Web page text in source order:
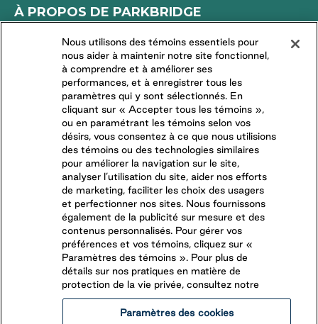
À PROPOS DE PARKBRIDGE
LA DIFFÉRENCE PARKBRIDGE
DEMANDES DES MÉDIAS
TRAVAILLER CHEZ NOUS
COMMUNAUTÉS RÉSIDENTIELLES
CONNECTEZ-VOUS AVEC NOUS
SUIVEZ-NOUS SUR
Nous utilisons des témoins essentiels pour
nous aider à maintenir notre site fonctionnel,
à comprendre et à améliorer ses
performances, et à enregistrer tous les
paramètres qui y sont sélectionnés. En
cliquant sur « Accepter tous les témoins »,
ou en paramétrant les témoins selon vos
désirs, vous consentez à ce que nous utilisions
des témoins ou des technologies similaires
pour améliorer la navigation sur le site,
analyser l’utilisation du site, aider nos efforts
de marketing, faciliter les choix des usagers
et perfectionner nos sites. Nous fournissons
également de la publicité sur mesure et des
contenus personnalisés. Pour gérer vos
préférences et vos témoins, cliquez sur «
Paramètres des témoins ». Pour plus de
détails sur nos pratiques en matière de
protection de la vie privée, consultez notre
Paramètres des cookies